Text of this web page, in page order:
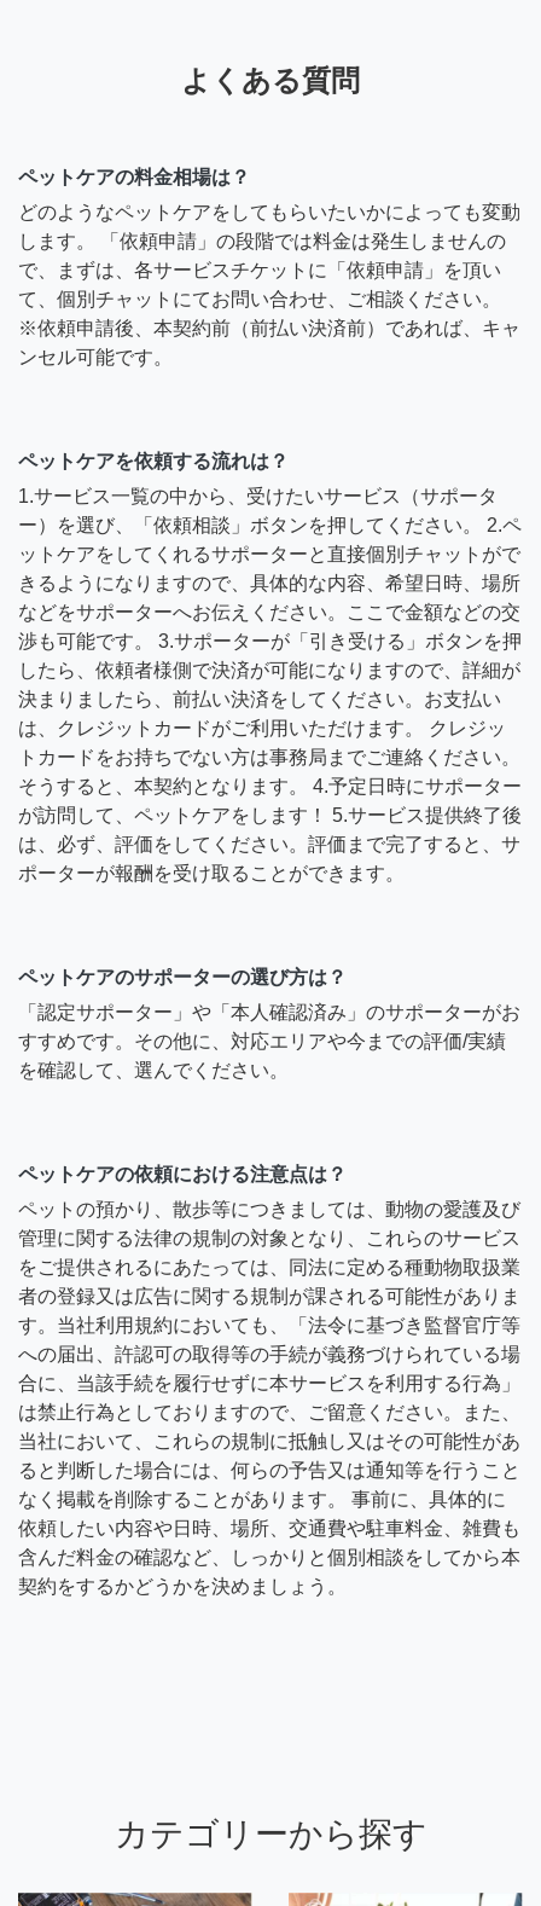
よくある質問
ペットケアの料金相場は？
どのようなペットケアをしてもらいたいかによっても変動
します。 「依頼申請」の段階では料金は発生しませんの
で、まずは、各サービスチケットに「依頼申請」を頂い
て、個別チャットにてお問い合わせ、ご相談ください。
※依頼申請後、本契約前（前払い決済前）であれば、キャ
ンセル可能です。
ペットケアを依頼する流れは？
1.サービス一覧の中から、受けたいサービス（サポータ
ー）を選び、「依頼相談」ボタンを押してください。 2.ペ
ットケアをしてくれるサポーターと直接個別チャットがで
きるようになりますので、具体的な内容、希望日時、場所
などをサポーターへお伝えください。ここで金額などの交
渉も可能です。 3.サポーターが「引き受ける」ボタンを押
したら、依頼者様側で決済が可能になりますので、詳細が
決まりましたら、前払い決済をしてください。お支払い
は、クレジットカードがご利用いただけます。 クレジッ
トカードをお持ちでない方は事務局までご連絡ください。
そうすると、本契約となります。 4.予定日時にサポーター
が訪問して、ペットケアをします！ 5.サービス提供終了後
は、必ず、評価をしてください。評価まで完了すると、サ
ポーターが報酬を受け取ることができます。
ペットケアのサポーターの選び方は？
「認定サポーター」や「本人確認済み」のサポーターがお
すすめです。その他に、対応エリアや今までの評価/実績
を確認して、選んでください。
ペットケアの依頼における注意点は？
ペットの預かり、散歩等につきましては、動物の愛護及び
管理に関する法律の規制の対象となり、これらのサービス
をご提供されるにあたっては、同法に定める種動物取扱業
者の登録又は広告に関する規制が課される可能性がありま
す。当社利用規約においても、「法令に基づき監督官庁等
への届出、許認可の取得等の手続が義務づけられている場
合に、当該手続を履行せずに本サービスを利用する行為」
は禁止行為としておりますので、ご留意ください。また、
当社において、これらの規制に抵触し又はその可能性があ
ると判断した場合には、何らの予告又は通知等を行うこと
なく掲載を削除することがあります。 事前に、具体的に
依頼したい内容や日時、場所、交通費や駐車料金、雑費も
含んだ料金の確認など、しっかりと個別相談をしてから本
契約をするかどうかを決めましょう。
カテゴリーから探す